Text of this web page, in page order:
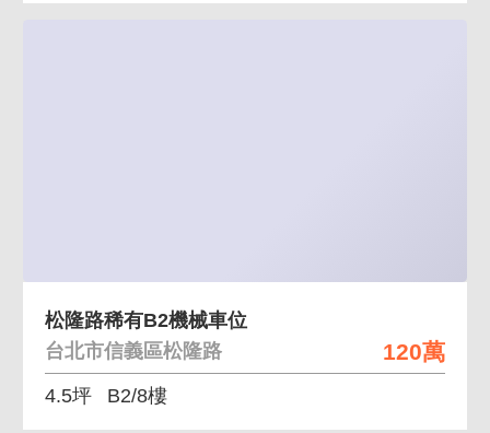
120萬
松隆路稀有B2機械車位
台北市信義區松隆路
4.5坪 B2/8樓